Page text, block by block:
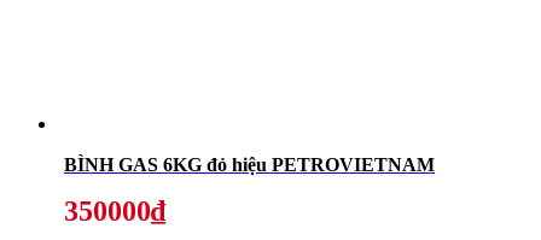
BÌNH GAS 6KG đỏ hiệu PETROVIETNAM
350000₫